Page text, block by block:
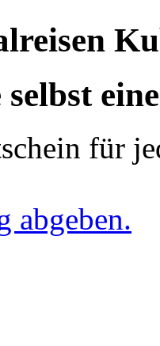
selbst
für
abgeben.